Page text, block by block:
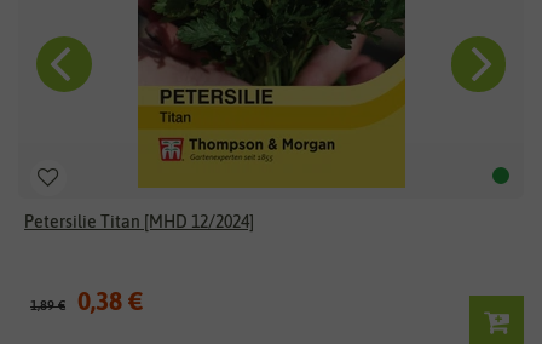
Petersilie Titan [MHD 12/2024]
1,89 € 0,38 €